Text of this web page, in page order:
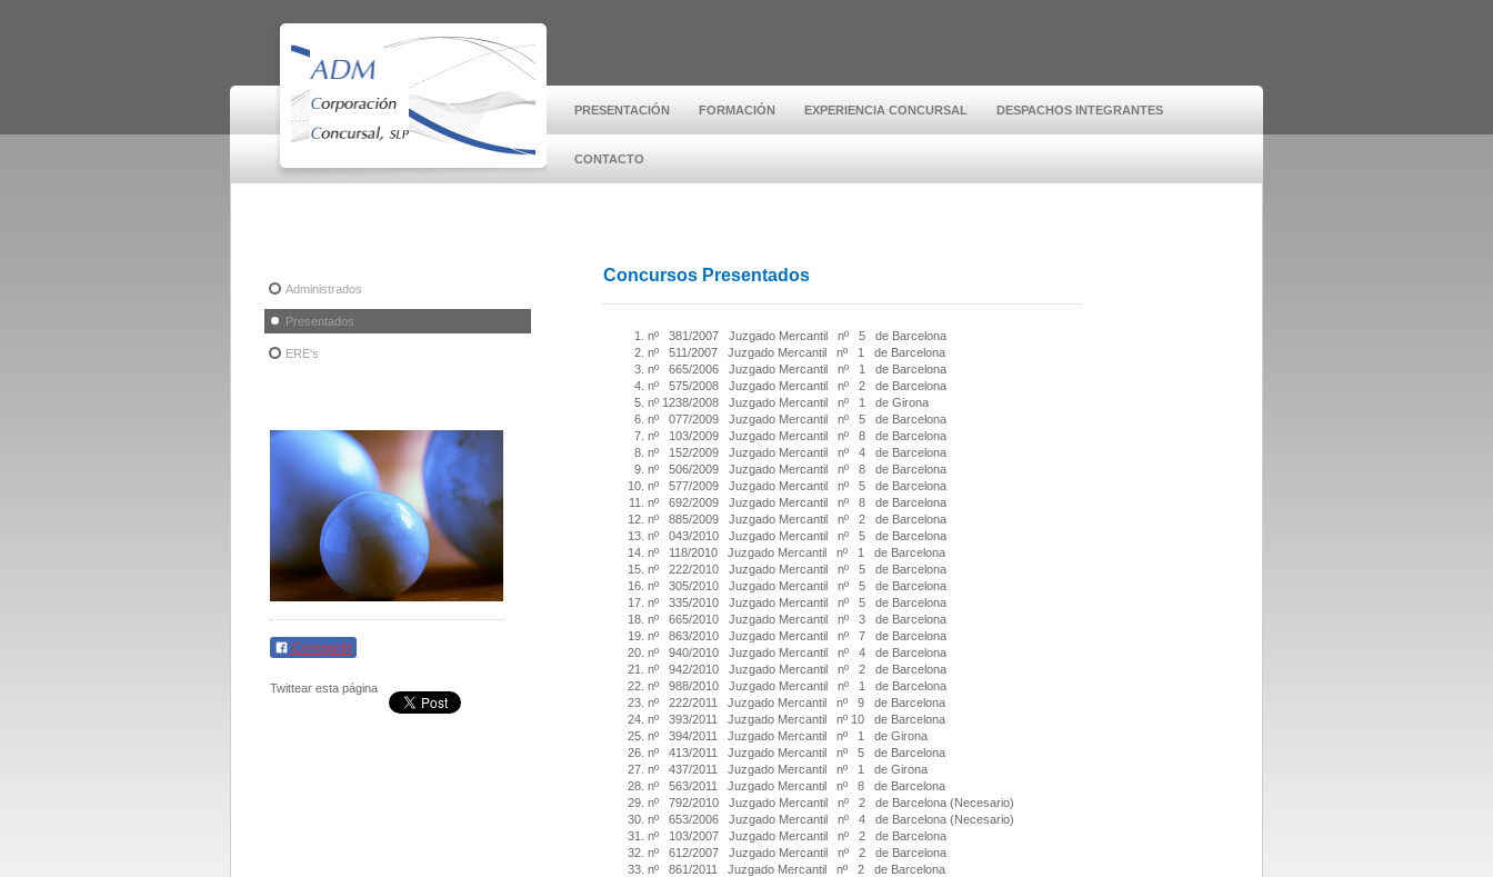
PRESENTACIÓN FORMACIÓN EXPERIENCIA CONCURSAL DESPACHOS INTEGRANTES
CONTACTO
Administrados
Presentados
ERE's
Compartir
Twittear esta página
Concursos Presentados
nº 381/2007 Juzgado Mercantil nº 5 de Barcelona
nº 511/2007 Juzgado Mercantil nº 1 de Barcelona
nº 665/2006 Juzgado Mercantil nº 1 de Barcelona
nº 575/2008 Juzgado Mercantil nº 2 de Barcelona
nº 1238/2008 Juzgado Mercantil nº 1 de Girona
nº 077/2009 Juzgado Mercantil nº 5 de Barcelona
nº 103/2009 Juzgado Mercantil nº 8 de Barcelona
nº 152/2009 Juzgado Mercantil nº 4 de Barcelona
nº 506/2009 Juzgado Mercantil nº 8 de Barcelona
nº 577/2009 Juzgado Mercantil nº 5 de Barcelona
nº 692/2009 Juzgado Mercantil nº 8 de Barcelona
nº 885/2009 Juzgado Mercantil nº 2 de Barcelona
nº 043/2010 Juzgado Mercantil nº 5 de Barcelona
nº 118/2010 Juzgado Mercantil nº 1 de Barcelona
nº 222/2010 Juzgado Mercantil nº 5 de Barcelona
nº 305/2010 Juzgado Mercantil nº 5 de Barcelona
nº 335/2010 Juzgado Mercantil nº 5 de Barcelona
nº 665/2010 Juzgado Mercantil nº 3 de Barcelona
nº 863/2010 Juzgado Mercantil nº 7 de Barcelona
nº 940/2010 Juzgado Mercantil nº 4 de Barcelona
nº 942/2010 Juzgado Mercantil nº 2 de Barcelona
nº 988/2010 Juzgado Mercantil nº 1 de Barcelona
nº 222/2011 Juzgado Mercantil nº 9 de Barcelona
nº 393/2011 Juzgado Mercantil nº 10 de Barcelona
nº 394/2011 Juzgado Mercantil nº 1 de Girona
nº 413/2011 Juzgado Mercantil nº 5 de Barcelona
nº 437/2011 Juzgado Mercantil nº 1 de Girona
nº 563/2011 Juzgado Mercantil nº 8 de Barcelona
nº 792/2010 Juzgado Mercantil nº 2 de Barcelona (Necesario)
nº 653/2006 Juzgado Mercantil nº 4 de Barcelona (Necesario)
nº 103/2007 Juzgado Mercantil nº 2 de Barcelona
nº 612/2007 Juzgado Mercantil nº 2 de Barcelona
nº 861/2011 Juzgado Mercantil nº 2 de Barcelona